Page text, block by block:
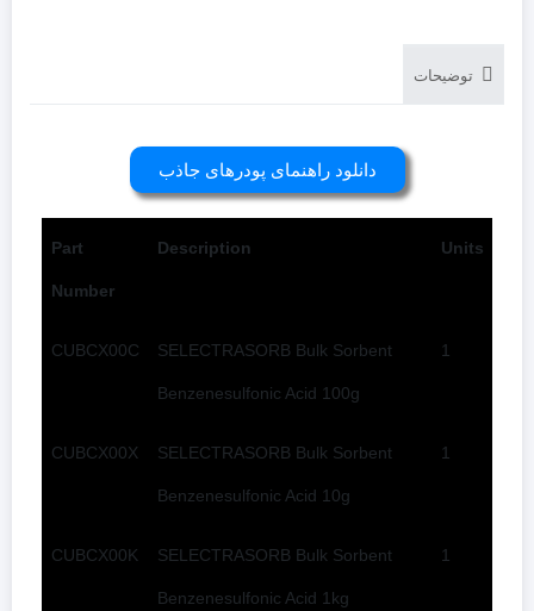
توضیحات
دانلود راهنمای پودرهای جاذب
Units
Description
Part
Number
1
SELECTRASORB Bulk Sorbent
Benzenesulfonic Acid 100g
CUBCX00C
1
SELECTRASORB Bulk Sorbent
Benzenesulfonic Acid 10g
CUBCX00X
1
SELECTRASORB Bulk Sorbent
Benzenesulfonic Acid 1kg
CUBCX00K